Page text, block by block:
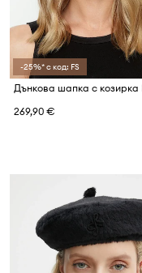
-25%* с код: FS
269,90 €